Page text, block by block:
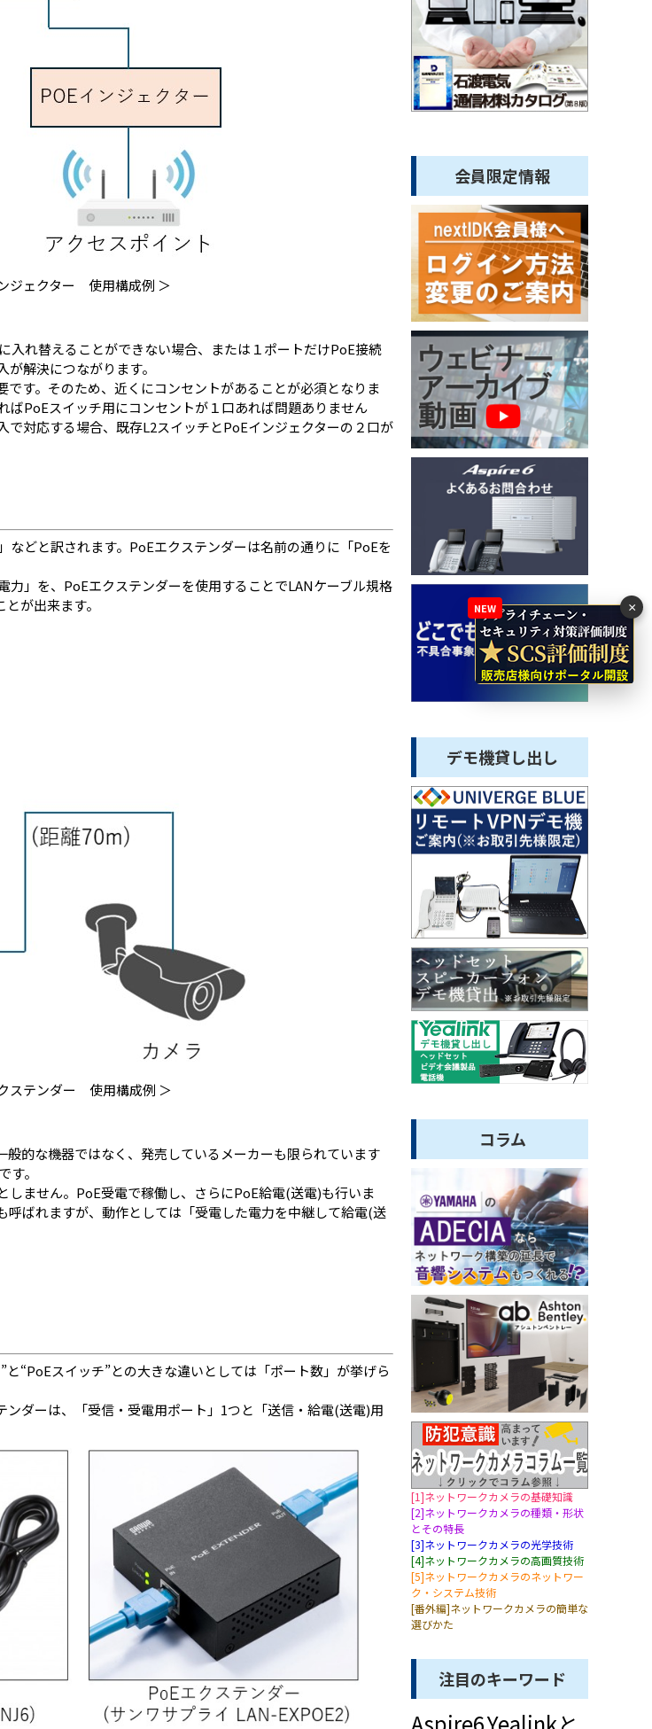
ジェクター 使用構成例 ＞
入れ替えることができない場合、または１ポートだけPoE接続
解決につながります。
す。そのため、近くにコンセントがあることが必須となりま
ばPoEスイッチ用にコンセントが１口あれば問題ありません
で対応する場合、既存L2スイッチとPoEインジェクターの２口が
などと訳されます。PoEエクステンダーは名前の通りに「PoEを
力」を、PoEエクステンダーを使用することでLANケーブル規格
が出来ます。
ステンダー 使用構成例 ＞
的な機器ではなく、発売しているメーカーも限られています
す。
ません。PoE受電で稼働し、さらにPoE給電(送電)も行いま
呼ばれますが、動作としては「受電した電力を中継して給電(送
“PoEスイッチ”との大きな違いとしては「ポート数」が挙げら
ダーは、「受信・受電用ポート」1つと「送信・給電(送電)用
会員限定情報
デモ機貸し出し
コラム
[1]ネットワークカメラの基礎知識
[2]ネットワークカメラの種類・形状
とその特長
[3]ネットワークカメラの光学技術
[4]ネットワークカメラの高画質技術
[5]ネットワークカメラのネットワー
ク・システム技術
[番外編]ネットワークカメラの簡単な
選びかた
注目のキーワード
NEW ×